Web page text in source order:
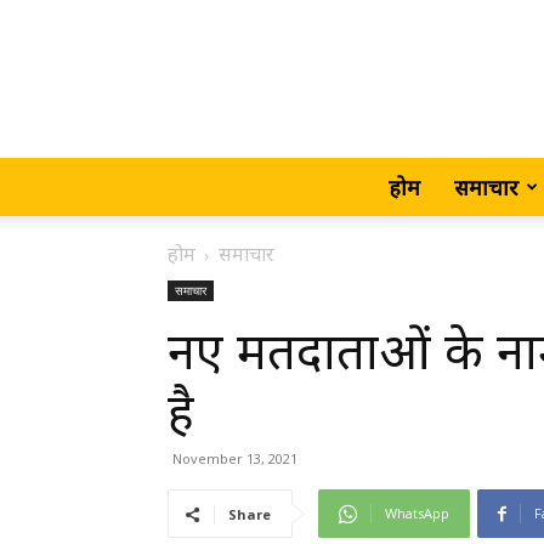
होम समाचार
होम समाचार
समाचार
नए मतदाताओं के नाम
है
November 13, 2021
Share WhatsApp